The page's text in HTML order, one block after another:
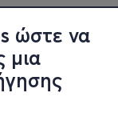
ώστε να
μια